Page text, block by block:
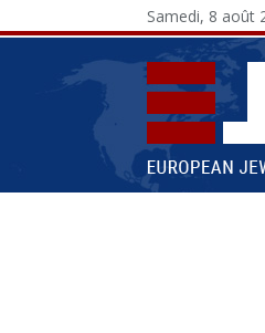
Samedi, 8 août